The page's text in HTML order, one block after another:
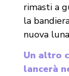
rimasti a
la
nuova
Un altro
lancerà